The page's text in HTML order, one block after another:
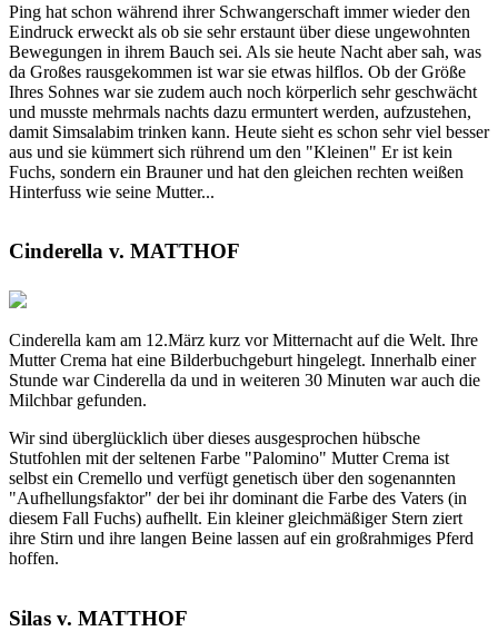
Ping hat schon während ihrer Schwangerschaft immer wieder den
Eindruck erweckt als ob sie sehr erstaunt über diese ungewohnten
Bewegungen in ihrem Bauch sei. Als sie heute Nacht aber sah, was
da Großes rausgekommen ist war sie etwas hilflos. Ob der Größe
Ihres Sohnes war sie zudem auch noch körperlich sehr geschwächt
und musste mehrmals nachts dazu ermuntert werden, aufzustehen,
damit Simsalabim trinken kann. Heute sieht es schon sehr viel besser
aus und sie kümmert sich rührend um den "Kleinen" Er ist kein
Fuchs, sondern ein Brauner und hat den gleichen rechten weißen
Hinterfuss wie seine Mutter...
Cinderella v. MATTHOF
Cinderella kam am 12.März kurz vor Mitternacht auf die Welt. Ihre
Mutter Crema hat eine Bilderbuchgeburt hingelegt. Innerhalb einer
Stunde war Cinderella da und in weiteren 30 Minuten war auch die
Milchbar gefunden.
Wir sind überglücklich über dieses ausgesprochen hübsche
Stutfohlen mit der seltenen Farbe "Palomino" Mutter Crema ist
selbst ein Cremello und verfügt genetisch über den sogenannten
"Aufhellungsfaktor" der bei ihr dominant die Farbe des Vaters (in
diesem Fall Fuchs) aufhellt. Ein kleiner gleichmäßiger Stern ziert
ihre Stirn und ihre langen Beine lassen auf ein großrahmiges Pferd
hoffen.
Silas v. MATTHOF